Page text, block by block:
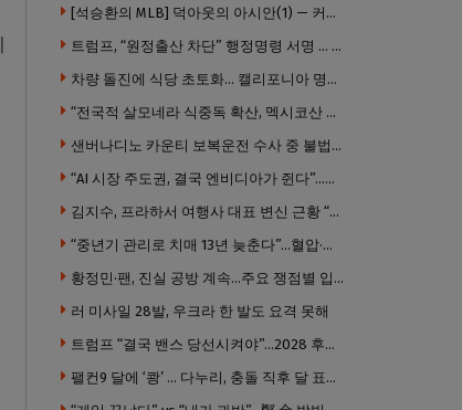
[석승환의 MLB] 덕아웃의 아시안(1) — 커트 스즈키가 우리에게 묻는 것
트럼프, “원정출산 차단” 행정명령 서명 … 외국 공무원 자녀도 시민권 안준다
차량 돌진에 식당 초토화… 캘리포니아 명물 버거집 “다시 일어설 수 있도록 도와주세요”
“전국적 살모네라 식중독 확산, 멕시코산 할라피뇨”– CDC
샌버나디노 카운티 보복운전 수사 중 불법 총기 20정·탄약 2만 발 압수
“AI 시장 주도권, 결국 엔비디아가 쥔다”…모건스탠리 장담
김지수, 프라하서 여행사 대표 변신 근황 “가볼 만하니…”
“중년기 관리로 치매 13년 늦춘다”…혈압·당뇨·금연 시기가 골든타임
황정민·팬, 진실 공방 계속…주요 쟁점별 입장 정리
러 미사일 28발, 우크라 한 발도 요격 못해
트럼프 “결국 밴스 당선시켜야”…2028 후계 구도 힘 싣나
팰컨9 달에 ‘쾅’ … 다누리, 충돌 직후 달 표면 촬영 유일 탐사선